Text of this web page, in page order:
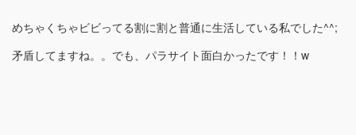
めちゃくちゃビビってる割に割と普通に生活している私でした^^;
矛盾してますね。。でも、パラサイト面白かったです！！w